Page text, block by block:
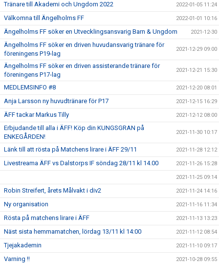
Tränare till Akademi och Ungdom 2022 2022-01-05 11:24
Välkomna till Ängelholms FF 2022-01-01 10:16
Ängelholms FF söker en Utvecklingsansvarig Barn & Ungdom 2021-12-30
Ängelholms FF söker en driven huvudansvarig tränare för
föreningens P19-lag
2021-12-29 09:00
Ängelholms FF söker en driven assisterande tränare för
föreningens P17-lag
2021-12-21 15:30
MEDLEMSINFO #8 2021-12-20 08:01
Anja Larsson ny huvudtränare för P17 2021-12-15 16:29
ÄFF tackar Markus Tilly 2021-12-12 08:00
Erbjudande till alla i ÄFF! Köp din KUNGSGRAN på
ENKEGÅRDEN!
2021-11-30 10:17
Länk till att rösta på Matchens lirare i ÄFF 29/11 2021-11-28 12:12
Livestreama ÄFF vs Dalstorps IF söndag 28/11 kl 14.00 2021-11-26 15:28
2021-11-25 09:14
Robin Streifert, årets Målvakt i div2 2021-11-24 14:16
Ny organisation 2021-11-16 11:34
Rösta på matchens lirare i ÄFF 2021-11-13 13:23
Näst sista hemmamatchen, lördag 13/11 kl 14:00 2021-11-12 08:54
Tjejakademin 2021-11-10 09:17
Varning !! 2021-10-28 09:55